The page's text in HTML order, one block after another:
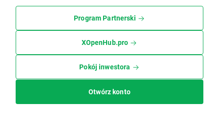
Program Partnerski
XOpenHub.pro
Pokój inwestora
Otwórz konto